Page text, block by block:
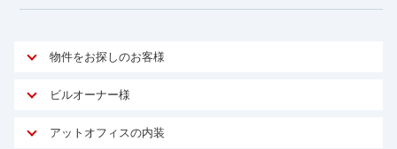
物件をお探しのお客様
アットオフィスが選ばれる理由
ご契約者様インタビュー
ビルオーナー様
オーナー様向けサービス
アットオフィスの内装